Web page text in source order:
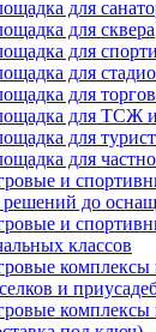
для
для сквера
для
для
для
для ТСЖ
для
для
и
до
и
классов
и